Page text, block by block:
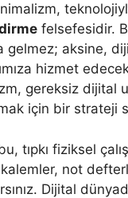
felsefesidir.
gelmez; aksine,
hizmet
gereksiz dijital
için bir strateji
tıpkı fiziksel
not
Dijital